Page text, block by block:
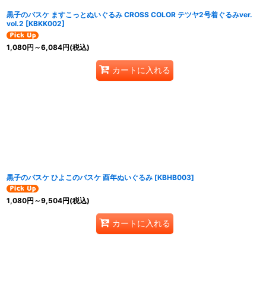
黒子のバスケ ますこっとぬいぐるみ CROSS COLOR テツヤ2号着ぐるみver.
vol.2 [KBKK002]
1,080円 ～6,084円(税込)
カートに入れる
黒子のバスケ ひよこのバスケ 酉年ぬいぐるみ [KBHB003]
1,080円 ～9,504円(税込)
カートに入れる